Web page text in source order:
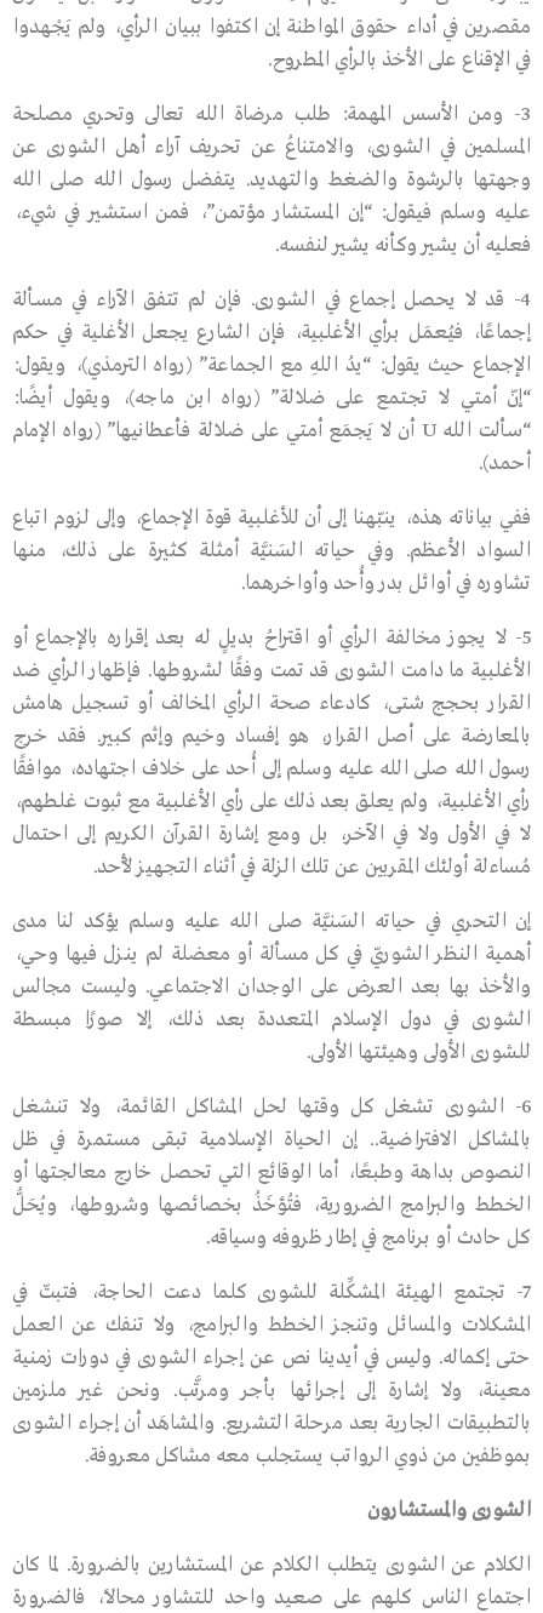
مقصرين في أداء حقوق المواطنة إن اكتفوا ببيان الرأي، ولم يَجْهدوا
في الإقناع على الأخذ بالرأي المطروح.
3- ومن الأسس المهمة: طلب مرضاة الله تعالى وتحري مصلحة
المسلمين في الشورى، والامتناعُ عن تحريف آراء أهل الشورى عن
وجهتها بالرشوة والضغط والتهديد. يتفضل رسول الله صلى الله
عليه وسلم فيقول: “إن المستشار مؤتمن”، فمن استشير في شيء،
فعليه أن يشير وكأنه يشير لنفسه.
4- قد لا يحصل إجماع في الشـورى. فإن لم تتفق الآراء في مسـألة
إجماعًا، فيُعمَل برأي الأغلبية، فإن الشارع يجعل الأغلية في حكم
الإجماع حيث يقول: “يدُ اللهِ مع الجماعة” (رواه الترمذي)، ويقول:
“إنّ أمتي لا تجتمع على ضلالة” (رواه ابن ماجه)، ويقول أيضًا:
“سألت الله U أن لا يَجمَع أمتي على ضلالة فأعطانيها” (رواه الإمام
أحمد).
ففي بياناته هذه، ينبّهنا إلى أن للأغلبية قوة الإجماع، وإلى لزوم اتباع
السواد الأعظم. وفي حياته السَنيَّة أمثلة كثيرة على ذلك، منها
تشاوره في أوائل بدر وأُحد وأواخرهما.
5- لا يجوز مخالفة الرأي أو اقتراحُ بديلٍ لـه بعد إقراره بالإجماع أو
الأغلبية ما دامت الشورى قد تمت وفقًا لشروطها. فإظهار الرأي ضد
القرار بحجج شتى، كادعاء صحة الرأي المخالف أو تسجيل هامش
بالمعارضة على أصل القرار، هو إفساد وخيم وإثم كبير. فقد خرج
رسول الله صلى الله عليه وسلم إلى أُحد على خلاف اجتهاده، موافقًا
رأي الأغلبية، ولم يعلق بعد ذلك على رأي الأغلبية مع ثبوت غلطهم،
لا في الأول ولا في الآخر، بل ومع إشارة القرآن الكريم إلى احتمال
مُساءلة أولئك المقربين عن تلك الزلة في أثناء التجهيز لأُحد.
إن التحري في حياته السَنيَّة صلى الله عليه وسلم يؤكد لنا مدى
أهمية النظر الشوريّ في كل مسألة أو معضلة لم ينـزل فيها وحي،
والأخذ بها بعد العرض على الوجدان الاجتماعي. وليست مجالس
الشورى في دول الإسلام المتعددة بعد ذلك، إلا صورًا مبسطة
للشورى الأولى وهيئتها الأولى.
6- الشورى تشغل كل وقتها لحل المشاكل القائمة، ولا تنشغل
بالمشاكل الافتراضية.. إن الحياة الإسلامية تبقى مستمرة في ظل
النصوص بداهة وطبعًا، أما الوقائع التي تحصل خارج معالجتها أو
الخطط والبرامج الضرورية، فتُؤخَذُ بخصائصها وشروطها، ويُحَلُّ
كل حادث أو برنامج في إطار ظروفه وسياقه.
7- تجتمع الهيئة المشكِّلة للشورى كلما دعت الحاجة، فتبتّ في
المشكلات والمسائل وتنجز الخطط والبرامج، ولا تنفك عن العمل
حتى إكماله. وليس في أيدينا نص عن إجراء الشورى في دورات زمنية
معينة، ولا إشارة إلى إجرائها بأجر ومرتَّب. ونحن غير ملزمين
بالتطبيقات الجاريـة بعد مرحلة التشريع. والمشاهَد أن إجراء الشورى
بموظفين من ذوي الرواتب يستجلب معه مشاكل معروفة.
الشورى والمستشارون
الكلام عن الشورى يتطلب الكلام عن المستشارين بالضرورة. لما كان
اجتماع الناس كلهم على صعيد واحد للتشاور محالاً، فالضرورة